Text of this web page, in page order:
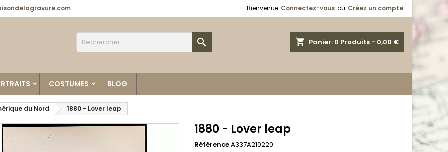
Bienvenue Connectez-vous ou Créez un compte
shopping_cart Panier: 0 Produits - 0,00 €

COSTUMES BLOG
du Nord 1880 - Lover leap
1880 - Lover leap
RéférenceA337A210220